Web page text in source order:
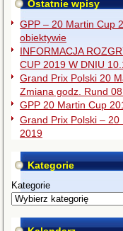
Ostatnie wpisy
GPP – 20 Martin Cup
obiektywie
INFORMACJA
CUP 2019 W DNIU
Grand Prix Polski 20
Zmiana godz. Rund
GPP 20 Martin Cup
Grand Prix Polski – 20
2019
Kategorie
Kategorie